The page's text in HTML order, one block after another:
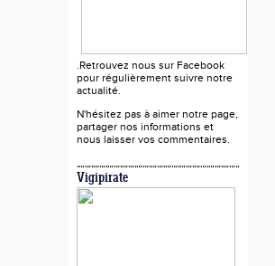
.Retrouvez nous sur Facebook
pour régulièrement suivre notre
actualité.
N'hésitez pas à aimer notre page,
partager nos informations et
nous laisser vos commentaires.
Vigipirate